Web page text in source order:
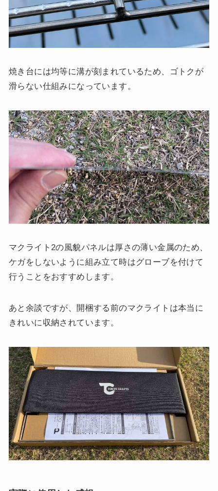
焼き台には均等に溝が刻まれているため、ゴトクが
滑らない仕組みになっています。
マクライト2の風貌パネルは厚さの薄い金属のため、
ケガをしないように組み立て時はグローブを付けて
行うことをおすすめします。
あと余談ですが、開梱する前のマクライトは本当に
きれいに収納されています。